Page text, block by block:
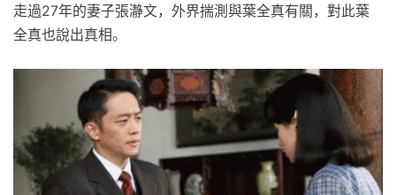
走過27年的妻子張瀞文，外界揣測與葉全真有關，對此葉
全真也說出真相。